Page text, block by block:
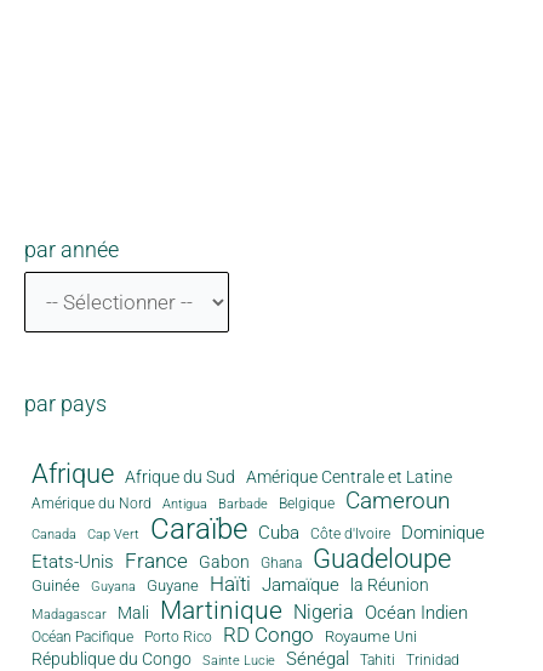
par année
par pays
Afrique Afrique du Sud Amérique Centrale et Latine
Amérique du Nord Antigua Barbade Belgique Cameroun
Canada Cap Vert Caraïbe Cuba Côte d'Ivoire
Dominique
Etats-Unis
France Gabon Ghana Guadeloupe
Guinée Guyana Guyane Haïti Jamaïque la Réunion
Madagascar Mali Martinique Nigeria Océan Indien
Océan Pacifique Porto Rico RD Congo Royaume Uni
République du Congo Sainte Lucie Sénégal Tahiti Trinidad